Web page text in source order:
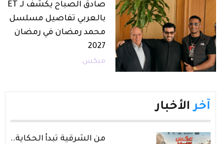
صادق الصباح يكشف لـ ET
بالعربي تفاصيل مسلسل
محمد رمضان في رمضان
2027
ميكس
آخر الأخبار
من الشرقية تبدأ الحكاية..